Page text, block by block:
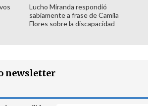
Lucho Miranda respondió
sabiamente a frase de Camila
Flores sobre la discapacidad
newsletter